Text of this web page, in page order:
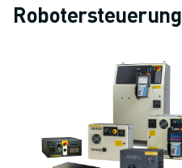
Robotersteuerung